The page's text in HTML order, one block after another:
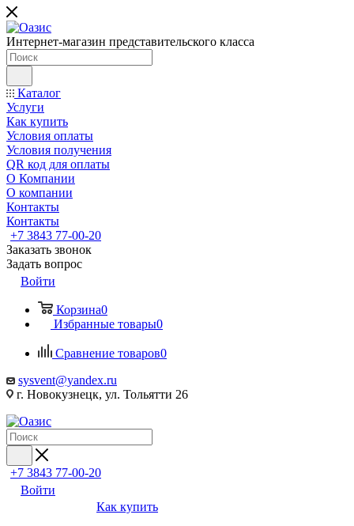
Интернет-магазин представительского класса
Каталог
Услуги
Как купить
Условия оплаты
Условия получения
QR код для оплаты
О Компании
О компании
Контакты
Контакты
+7 3843 77-00-20
Заказать звонок
Задать вопрос
Войти
Корзина0
Избранные товары0
Сравнение товаров0
sysvent@yandex.ru
г. Новокузнецк, ул. Тольятти 26
+7 3843 77-00-20
Войти
Как купить